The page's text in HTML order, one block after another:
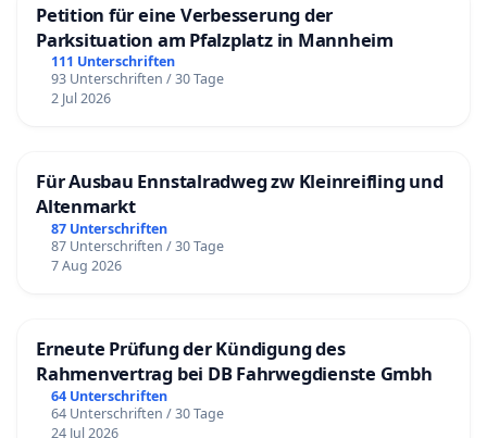
Petition für eine Verbesserung der
Parksituation am Pfalzplatz in Mannheim
111 Unterschriften
93 Unterschriften / 30 Tage
2 Jul 2026
Für Ausbau Ennstalradweg zw Kleinreifling und
Altenmarkt
87 Unterschriften
87 Unterschriften / 30 Tage
7 Aug 2026
Erneute Prüfung der Kündigung des
Rahmenvertrag bei DB Fahrwegdienste Gmbh
64 Unterschriften
64 Unterschriften / 30 Tage
24 Jul 2026